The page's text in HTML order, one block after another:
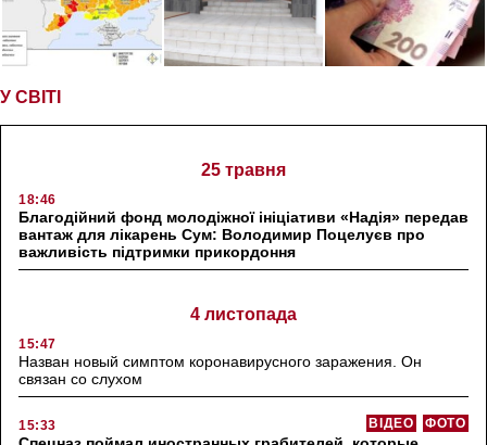
У СВІТІ
25 травня
18:46
Благодійний фонд молодіжної ініціативи «Надія» передав
вантаж для лікарень Сум: Володимир Поцелуєв про
важливість підтримки прикордоння
4 листопада
15:47
Назван новый симптом коронавирусного заражения. Он
связан со слухом
15:33 ФОТО
ВІДЕО